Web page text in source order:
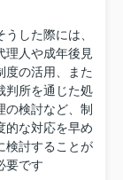
うした際には、
理人や成年後見
度の活用、また
判所を通じた処
の検討など、制
的な対応を早め
検討することが
要です